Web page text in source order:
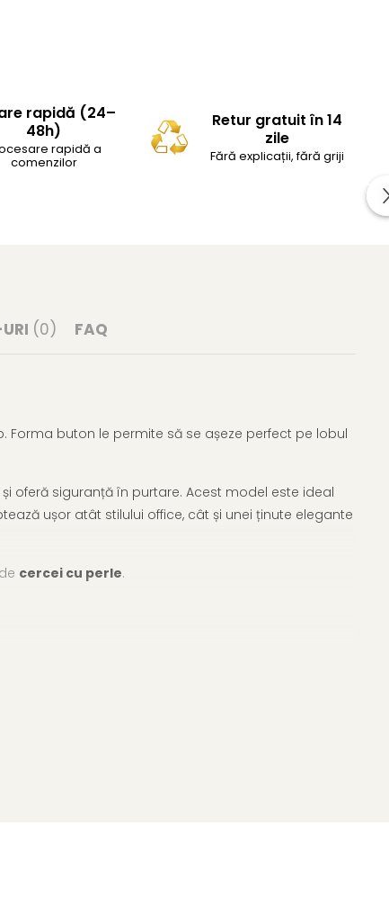
rapidă (24–
48h)
rapidă a
comenzilor
Retur gratuit în 14
zile
Fără explicații, fără griji
(0) FAQ
buton le permite să se așeze perfect pe lobul
oferă siguranță în purtare. Acest model este ideal
ușor atât stilului office, cât și unei ținute elegante
cercei cu perle.